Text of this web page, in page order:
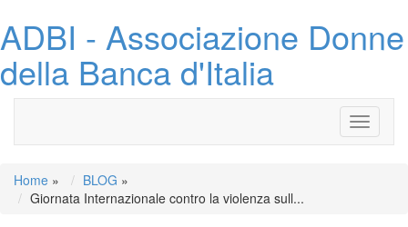
ADBI - Associazione Donne
della Banca d'Italia
Toggle
Home » BLOG »
Giornata Internazionale contro la violenza sull...